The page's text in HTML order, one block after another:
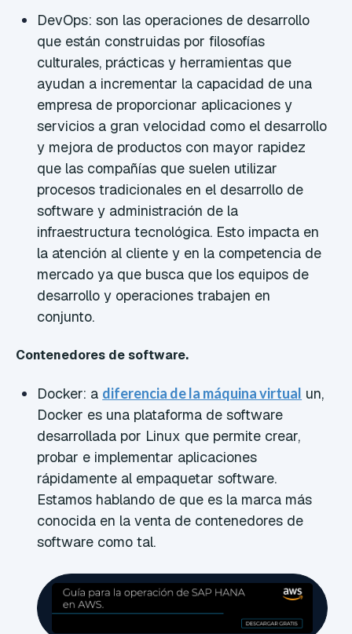
DevOps: son las operaciones de desarrollo
que están construidas por filosofías
culturales, prácticas y herramientas que
ayudan a incrementar la capacidad de una
empresa de proporcionar aplicaciones y
servicios a gran velocidad como el desarrollo
y mejora de productos con mayor rapidez
que las compañías que suelen utilizar
procesos tradicionales en el desarrollo de
software y administración de la
infraestructura tecnológica. Esto impacta en
la atención al cliente y en la competencia de
mercado ya que busca que los equipos de
desarrollo y operaciones trabajen en
conjunto.
Contenedores de software.
Docker: a diferencia de la máquina virtual un,
Docker es una plataforma de software
desarrollada por Linux que permite crear,
probar e implementar aplicaciones
rápidamente al empaquetar software.
Estamos hablando de que es la marca más
conocida en la venta de contenedores de
software como tal.